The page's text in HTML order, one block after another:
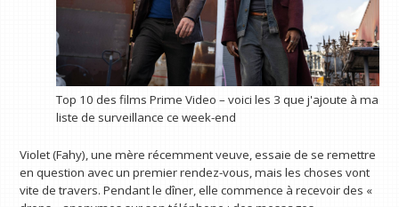
Top 10 des films Prime Video – voici les 3 que j'ajoute à ma
liste de surveillance ce week-end
Violet (Fahy), une mère récemment veuve, essaie de se remettre
en question avec un premier rendez-vous, mais les choses vont
vite de travers. Pendant le dîner, elle commence à recevoir des «